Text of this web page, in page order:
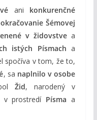
ani konkurenčné
Šémovej
v židovstve a
istých Písmach a
spočíva v tom, že to,
, sa naplnilo v osobe
Žid, narodený v
v prostredí Písma a